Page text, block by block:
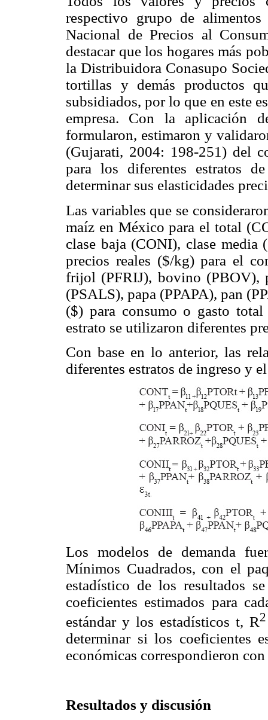
respectivo grupo de
Nacional de Precios al
destacar que los hogares más
la Distribuidora Conasupo
tortillas y demás productos
subsidiados, por lo que en este
empresa. Con la aplicación
formularon, estimaron y
(Gujarati, 2004: 198-251) del
para los diferentes estratos
determinar sus elasticidades
Las variables que se
maíz en México para el total
clase baja (CONI), clase
precios reales ($/kg) para el
frijol (PFRIJ), bovino (PBOV),
(PSALS), papa (PPAPA), pan
($) para consumo o gasto total
estrato se utilizaron diferentes
Con base en lo anterior, las
diferentes estratos de ingreso y
Los modelos de demanda
Mínimos Cuadrados, con el
estadístico de los resultados
coeficientes estimados para
estándar y los estadísticos t, R2
determinar si los coeficientes
económicas correspondieron
Resultados y discusión